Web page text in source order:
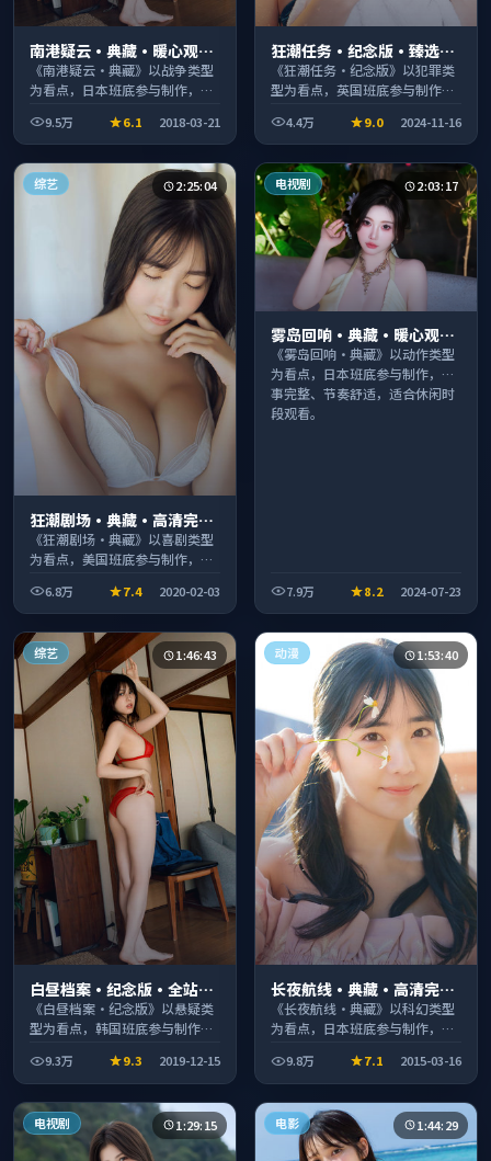
南港疑云·典藏·暖心观影
季口碑发酵持续升温
《南港疑云·典藏》以战争类型
为看点，日本班底参与制作，叙
段观看。
9.5万 6.1 2018-03-21
狂潮任务·纪念版·臻选片
单推荐画质清晰观看流畅
《狂潮任务·纪念版》以犯罪类
型为看点，英国班底参与制作，
时段观看。
4.4万 9.0 2024-11-16
综艺 2:25:04
狂潮剧场·典藏·高清完整
收录适合周末一口气刷完
《狂潮剧场·典藏》以喜剧类型
为看点，美国班底参与制作，叙
段观看。
6.8万 7.4 2020-02-03
电视剧 2:03:17
雾岛回响·典藏·暖心观影
季口碑发酵持续升温
《雾岛回响·典藏》以动作类型
为看点，日本班底参与制作，叙
事完整、节奏舒适，适合休闲时
段观看。
7.9万 8.2 2024-07-23
综艺 1:46:43
白昼档案·纪念版·全站高
分推荐节奏紧凑值得追看
《白昼档案·纪念版》以悬疑类
型为看点，韩国班底参与制作，
时段观看。
9.3万 9.3 2019-12-15
动漫 1:53:40
长夜航线·典藏·高清完整
收录适合周末一口气刷完
《长夜航线·典藏》以科幻类型
为看点，日本班底参与制作，叙
段观看。
9.8万 7.1 2015-03-16
电视剧 1:29:15 电影 1:44:29